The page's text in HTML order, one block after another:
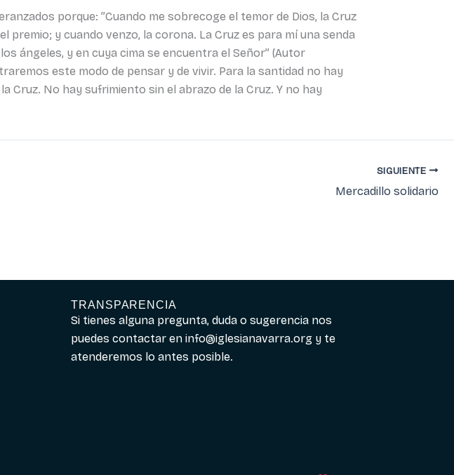
porque: ”Cuando me sobrecoge el temor de Dios, la Cruz
y cuando venzo, la corona. La Cruz es para mí una senda
ángeles, y en cuya cima se encuentra el Señor” (Autor
este modo de pensar y de vivir. Para la santidad no hay
No hay sufrimiento sin el abrazo de la Cruz. Y no hay
SIGUIENTE
Mercadillo solidario
TRANSPARENCIA
Si tienes alguna pregunta, duda o sugerencia nos
puedes contactar eninfo@iglesianavarra.org y te
atenderemos lo antes posible.